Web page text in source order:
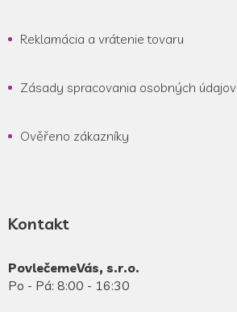
Reklamácia a vrátenie tovaru
Zásady spracovania osobných údajov
Ověřeno zákazníky
Kontakt
PovlečemeVás, s.r.o.
Po - Pá: 8:00 - 16:30